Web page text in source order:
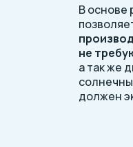
В основе
не
а так же
должен